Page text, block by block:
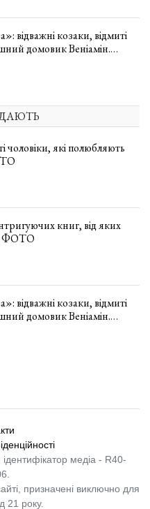
відважні козаки, відмиті
домовик Веніамін.
чоловіки, які полюбляють
книг, від яких
ФОТО
відважні козаки, відмиті
домовик Веніамін.
медіа - R40-
призначені виключно для
21 року.